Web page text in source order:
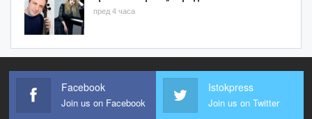
пред 4 часа
Facebook
Join us on Facebook
Istokpress
Join us on Twitter